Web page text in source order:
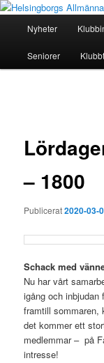
Hoppa
innehåll
En schackklubb för
Nyheter
Seniorer
– 1800
Publicerat2020-03-
Schack med
Nu har vårt
igång och
framtill
det kommer ett
medlemmar – på
intresse!